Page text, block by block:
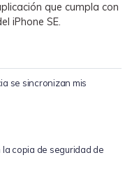
que cumpla con
iPhone SE.
se sincronizan mis
la copia de seguridad de